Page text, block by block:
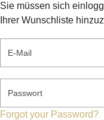
Sie müssen sich
Ihrer Wunschliste
E-Mail
Passwort
Forgot your Password?